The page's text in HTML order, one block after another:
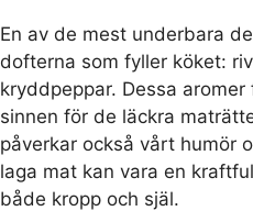
En av de mest underbara
dofterna som fyller köket:
kryddpeppar. Dessa
sinnen för de läckra
påverkar också vårt humör
laga mat kan vara en
både kropp och själ.